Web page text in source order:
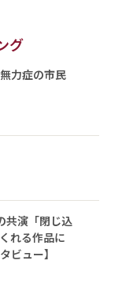
グ
力症の市民
共演「閉じ込
れる作品に
ビュー】